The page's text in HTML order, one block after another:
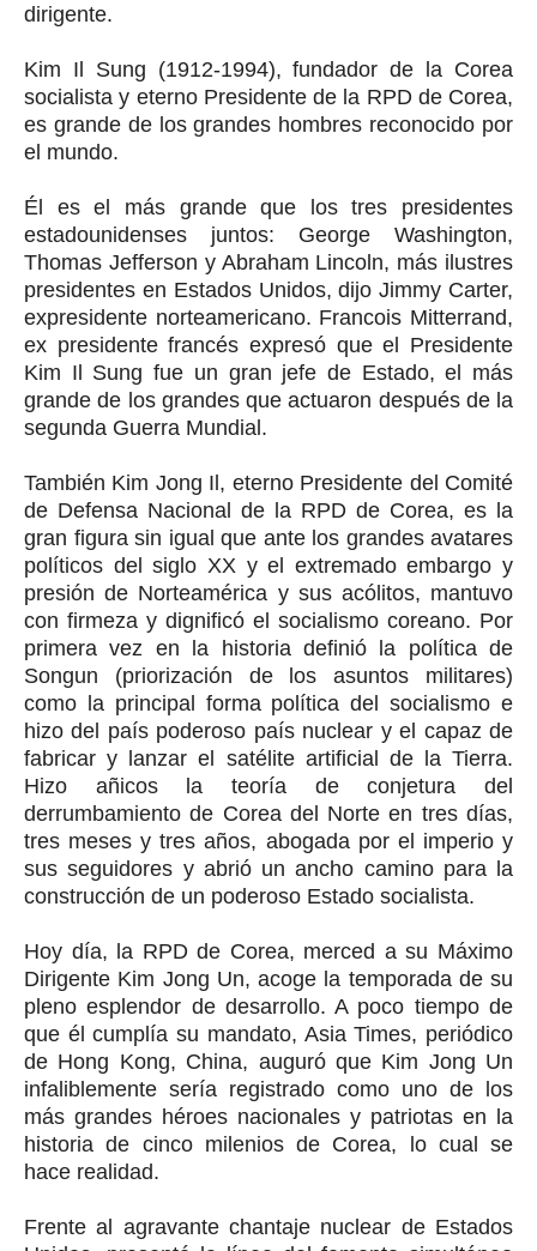
dirigente.
Kim Il Sung (1912-1994), fundador de la Corea
socialista y eterno Presidente de la RPD de Corea,
es grande de los grandes hombres reconocido por
el mundo.
Él es el más grande que los tres presidentes
estadounidenses juntos: George Washington,
Thomas Jefferson y Abraham Lincoln, más ilustres
presidentes en Estados Unidos, dijo Jimmy Carter,
expresidente norteamericano. Francois Mitterrand,
ex presidente francés expresó que el Presidente
Kim Il Sung fue un gran jefe de Estado, el más
grande de los grandes que actuaron después de la
segunda Guerra Mundial.
También Kim Jong Il, eterno Presidente del Comité
de Defensa Nacional de la RPD de Corea, es la
gran figura sin igual que ante los grandes avatares
políticos del siglo XX y el extremado embargo y
presión de Norteamérica y sus acólitos, mantuvo
con firmeza y dignificó el socialismo coreano. Por
primera vez en la historia definió la política de
Songun (priorización de los asuntos militares)
como la principal forma política del socialismo e
hizo del país poderoso país nuclear y el capaz de
fabricar y lanzar el satélite artificial de la Tierra.
Hizo añicos la teoría de conjetura del
derrumbamiento de Corea del Norte en tres días,
tres meses y tres años, abogada por el imperio y
sus seguidores y abrió un ancho camino para la
construcción de un poderoso Estado socialista.
Hoy día, la RPD de Corea, merced a su Máximo
Dirigente Kim Jong Un, acoge la temporada de su
pleno esplendor de desarrollo. A poco tiempo de
que él cumplía su mandato, Asia Times, periódico
de Hong Kong, China, auguró que Kim Jong Un
infaliblemente sería registrado como uno de los
más grandes héroes nacionales y patriotas en la
historia de cinco milenios de Corea, lo cual se
hace realidad.
Frente al agravante chantaje nuclear de Estados